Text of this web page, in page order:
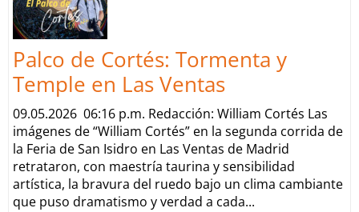
Palco de Cortés: Tormenta y
Temple en Las Ventas
09.05.2026 06:16 p.m. Redacción: William Cortés Las
imágenes de “William Cortés” en la segunda corrida de
la Feria de San Isidro en Las Ventas de Madrid
retrataron, con maestría taurina y sensibilidad
artística, la bravura del ruedo bajo un clima cambiante
que puso dramatismo y verdad a cada...